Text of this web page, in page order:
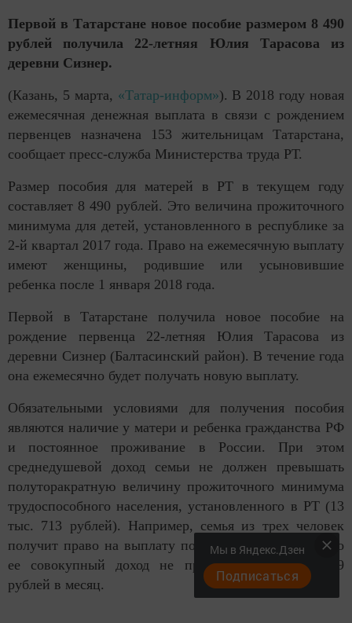
Первой в Татарстане новое пособие размером 8 490
рублей получила 22-летняя Юлия Тарасова из
деревни Сизнер.
(Казань, 5 марта, «Татар-информ»). В 2018 году новая
ежемесячная денежная выплата в связи с рождением
первенцев назначена 153 жительницам Татарстана,
сообщает пресс-служба Министерства труда РТ.
Размер пособия для матерей в РТ в текущем году
составляет 8 490 рублей. Это величина прожиточного
минимума для детей, установленного в республике за
2-й квартал 2017 года. Право на ежемесячную выплату
имеют женщины, родившие или усыновившие
ребенка после 1 января 2018 года.
Первой в Татарстане получила новое пособие на
рождение первенца 22-летняя Юлия Тарасова из
деревни Сизнер (Балтасинский район). В течение года
она ежемесячно будет получать новую выплату.
Обязательными условиями для получения пособия
являются наличие у матери и ребенка гражданства РФ
и постоянное проживание в России. При этом
среднедушевой доход семьи не должен превышать
полуторакратную величину прожиточного минимума
трудоспособного населения, установленного в РТ (13
тыс. 713 рублей). Например, семья из трех человек
получит право на выплату пособия при условии, что
ее совокупный доход не превышает 41 тыс. 139
рублей в месяц.
Мы в Яндекс.Дзен
Подписаться